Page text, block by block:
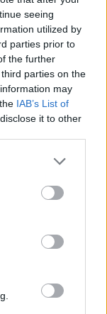
seeing
utilized by
parties prior to
the further
parties on the
may
IAB’s List of
it to other